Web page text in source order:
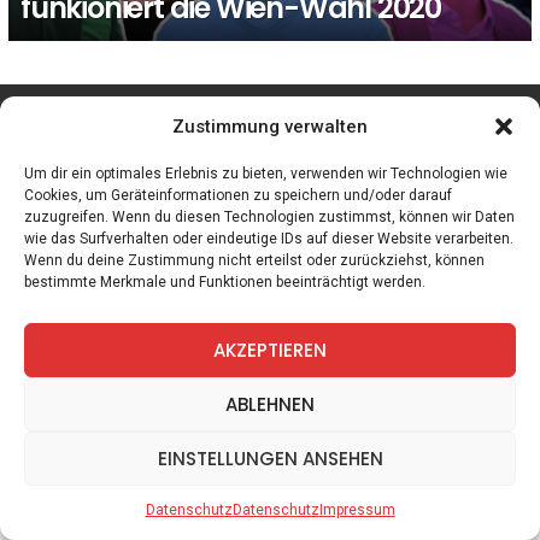
Zustimmung verwalten
Um dir ein optimales Erlebnis zu bieten, verwenden wir Technologien wie
Cookies, um Geräteinformationen zu speichern und/oder darauf
zuzugreifen. Wenn du diesen Technologien zustimmst, können wir Daten
wie das Surfverhalten oder eindeutige IDs auf dieser Website verarbeiten.
Wenn du deine Zustimmung nicht erteilst oder zurückziehst, können
bestimmte Merkmale und Funktionen beeinträchtigt werden.
AKZEPTIEREN
ABLEHNEN
EINSTELLUNGEN ANSEHEN
DatenschutzDatenschutzImpressum
facebook instagram
Spiele Zitate Kontakt Datenschutz Impressum